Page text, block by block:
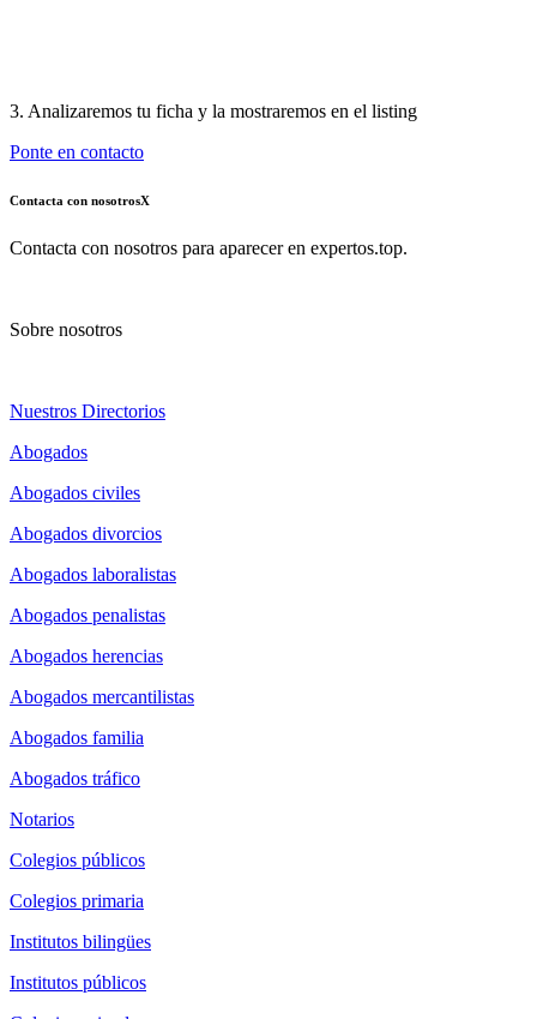
3. Analizaremos tu ficha y la mostraremos en el listing
Ponte en contacto
Contacta con nosotrosX
Contacta con nosotros para aparecer en expertos.top.
Sobre nosotros
Nuestros Directorios
Abogados
Abogados civiles
Abogados divorcios
Abogados laboralistas
Abogados penalistas
Abogados herencias
Abogados mercantilistas
Abogados familia
Abogados tráfico
Notarios
Colegios públicos
Colegios primaria
Institutos bilingües
Institutos públicos